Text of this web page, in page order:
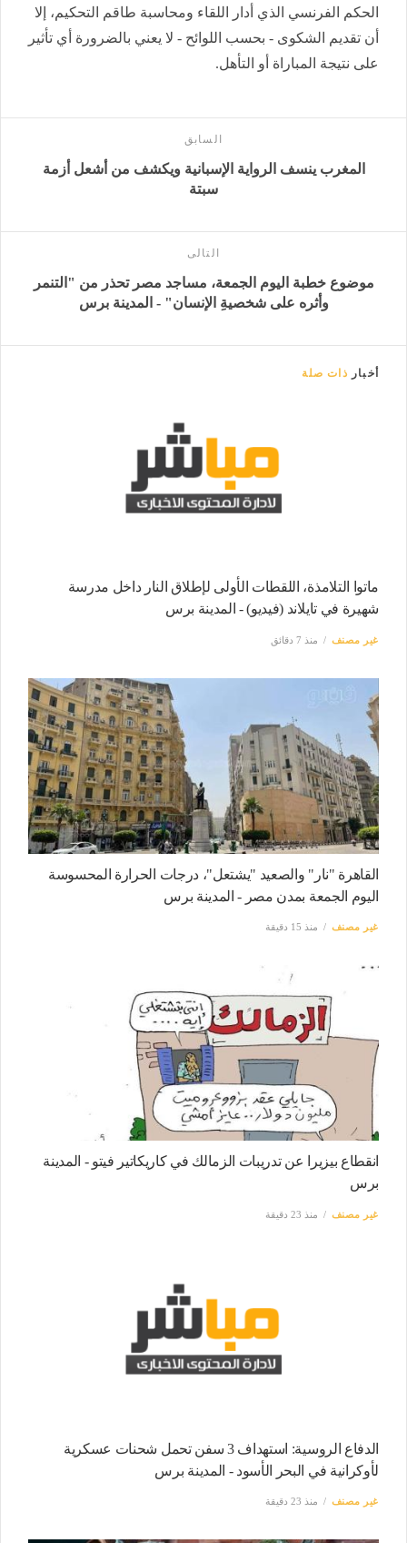
الحكم الفرنسي الذي أدار اللقاء ومحاسبة طاقم التحكيم، إلا
أن تقديم الشكوى - بحسب اللوائح - لا يعني بالضرورة أي تأثير
على نتيجة المباراة أو التأهل.
السابق
المغرب ينسف الرواية الإسبانية ويكشف من أشعل أزمة
سبتة
التالى
موضوع خطبة اليوم الجمعة، مساجد مصر تحذر من "التنمر
وأثره على شخصيةِ الإنسان" - المدينة برس
أخبار ذات صلة
ماتوا التلامذة، اللقطات الأولى لإطلاق النار داخل مدرسة
شهيرة في تايلاند (فيديو) - المدينة برس
غير مصنف منذ 7 دقائق
القاهرة "نار" والصعيد "يشتعل"، درجات الحرارة المحسوسة
اليوم الجمعة بمدن مصر - المدينة برس
غير مصنف منذ 15 دقيقة
انقطاع بيزيرا عن تدريبات الزمالك في كاريكاتير فيتو - المدينة
برس
غير مصنف منذ 23 دقيقة
الدفاع الروسية: استهداف 3 سفن تحمل شحنات عسكرية
لأوكرانية في البحر الأسود - المدينة برس
غير مصنف منذ 23 دقيقة